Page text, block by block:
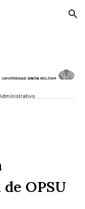
Skip to navigation
OPSU